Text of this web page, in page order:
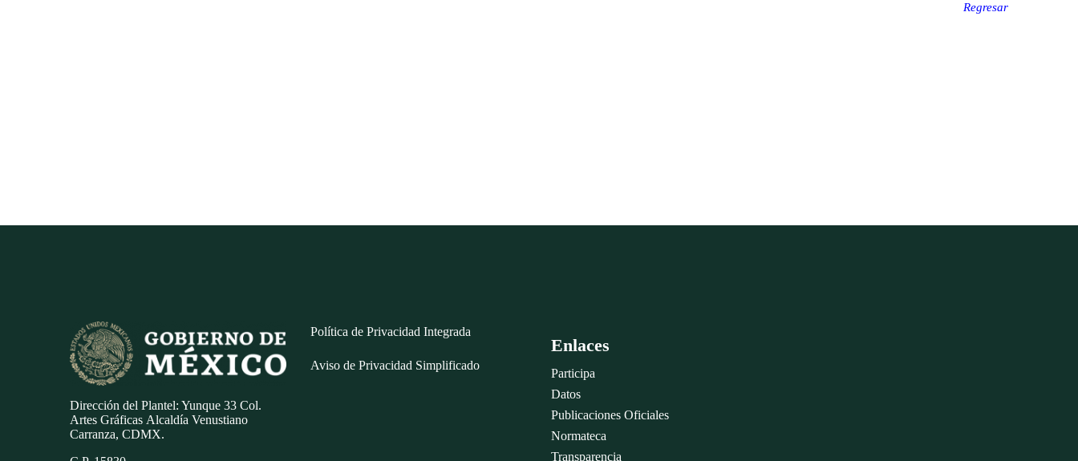
Regresar
Dirección del Plantel: Yunque 33 Col.
Artes Gráficas Alcaldía Venustiano
Carranza, CDMX.
Política de Privacidad Integrada
Aviso de Privacidad Simplificado
Enlaces
Participa
Datos
Publicaciones Oficiales
Normateca
Transparencia